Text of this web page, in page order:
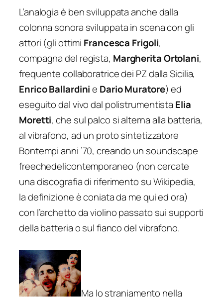
L’analogia è ben sviluppata anche dalla
colonna sonora sviluppata in scena con gli
attori (gli ottimi Francesca Frigoli,
compagna del regista, Margherita Ortolani,
frequente collaboratrice dei PZ dalla Sicilia,
Enrico Ballardinie Dario Muratore) ed
eseguito dal vivo dal polistrumentista Elia
Moretti, che sul palco si alterna alla batteria,
al vibrafono, ad un proto sintetizzatore
Bontempi anni ’70, creando un soundscape
freechedelicontemporaneo (non cercate
una discografia di riferimento su Wikipedia,
la definizione è coniata da me qui ed ora)
con l’archetto da violino passato sui supporti
della batteria o sul fianco del vibrafono.
Ma lo straniamento nella